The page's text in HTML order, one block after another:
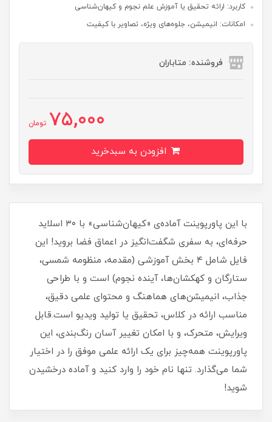
کاربرد: ارائه تحقیق یا آموزش علم نجوم و کیهان‌شناسی
امکانات: انیمیشن، جلوه‌های ویژه، تصاویر با کیفیت
فروشنده: متاباران
75,000 تومان
با این پاورپوینت آماده‌ی «کیهان‌شناسی» با ۳۰ اسلاید
حرفه‌ای، به سفری شگفت‌انگیز در اعماق فضا بروید! این
فایل شامل ۴ بخش آموزشی (مقدمه، منظومه شمسی،
ستارگان و کهکشان‌ها، آینده نجوم) است و با طراحی
جذاب، انیمیشن‌های هماهنگ و محتوای علمی دقیق،
مناسب ارائه در کلاس، تحقیق یا تولید ویدیو است.قابل
ویرایش، متحرک، و با امکان تغییر آسان رنگ‌بندی، این
پاورپوینت همه‌چیز برای یک ارائه علمی موفق را در اختیار
شما می‌گذارد. تنها نام خود را وارد کنید و آماده درخشیدن
شوید!